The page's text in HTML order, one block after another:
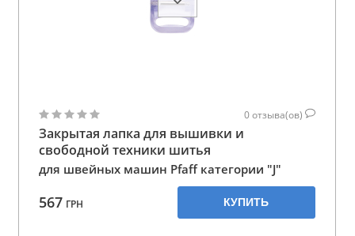
0отзыва(ов)
Закрытая лапка для вышивки и
свободной техники шитья
для швейных машин Pfaff категории "J"
567 ГРН КУПИТЬ